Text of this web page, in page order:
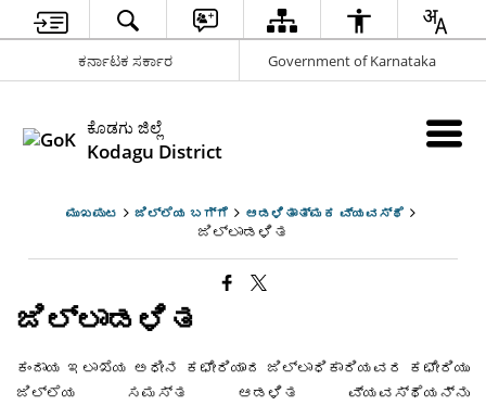
ಕರ್ನಾಟಕ ಸರ್ಕಾರ Government of Karnataka
ಕೊಡಗು ಜಿಲ್ಲೆ
Kodagu District
ಮುಖಪುಟ ಜಿಲ್ಲೆಯ ಬಗ್ಗೆ ಆಡಳಿತಾತ್ಮಕ ವ್ಯವಸ್ಥೆ
ಜಿಲ್ಲಾಡಳಿತ
ಜಿಲ್ಲಾಡಳಿತ
ಕಂದಾಯ ಇಲಾಖೆಯ ಅಧೀನ ಕಛೇರಿಯಾದ ಜಿಲ್ಲಾಧಿಕಾರಿಯವರ ಕಛೇರಿಯು
ಜಿಲ್ಲೆಯ ಸಮಸ್ತ ಆಡಳಿತ ವ್ಯವಸ್ಥೆಯನ್ನು